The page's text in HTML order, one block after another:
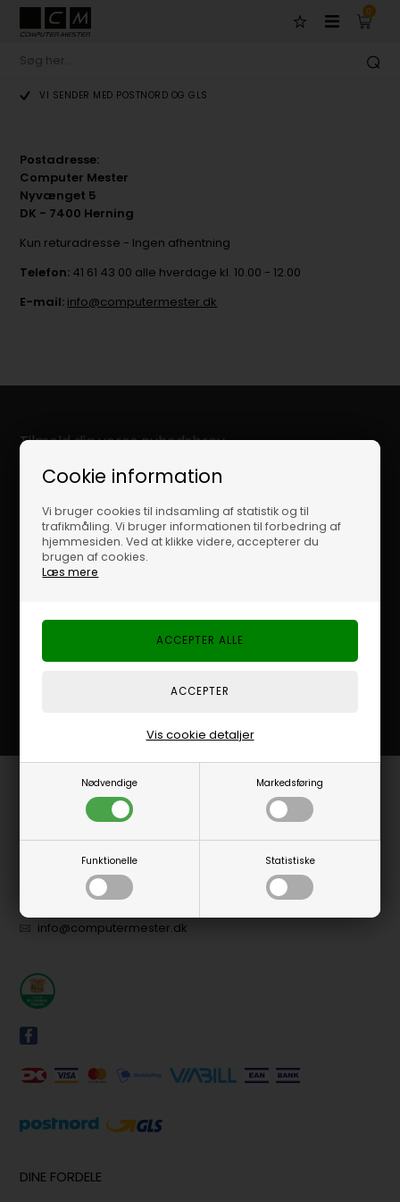
Cookie information
Vi bruger cookies til indsamling af statistik og til
trafikmåling. Vi bruger informationen til forbedring af
hjemmesiden. Ved at klikke videre, accepterer du
brugen af cookies.
Læs mere
Nødvendige Markedsføring
Funktionelle Statistiske
Vis cookie detaljer
0
VI SENDER MED POSTNORD OG GLS
Postadresse:
Computer Mester
Nyvænget 5
DK - 7400 Herning
Kun returadresse - Ingen afhentning
Telefon: 41 61 43 00 alle hverdage kl. 10.00 - 12.00
E-mail: info@computermester.dk
Jeg accepterer vilkårene
Tilmeld dig vores nyhedsbrev
Få gode råd og tips
Tilbud og andre gode ting
Få nyheder først
KUNDESERVICE
Computer Mester
Nyvænget 5
DK-7400 Herning
info@computermester.dk
DINE FORDELE